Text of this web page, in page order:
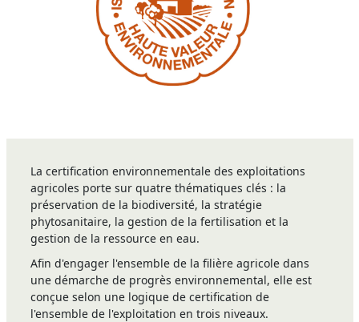
La certification environnementale des exploitations
agricoles porte sur quatre thématiques clés : la
préservation de la biodiversité, la stratégie
phytosanitaire, la gestion de la fertilisation et la
gestion de la ressource en eau.
Afin d'engager l'ensemble de la filière agricole dans
une démarche de progrès environnemental, elle est
conçue selon une logique de certification de
l'ensemble de l'exploitation en trois niveaux.